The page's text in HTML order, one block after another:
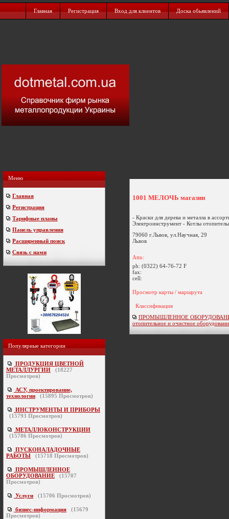
Главная Регистрация Вход для клиентов Доска обьявлений
Меню
Главная
Регистрация
Тарифные планы
Панель управления
Расширенный поиск
Связь с нами
Популярные категории
ПРОДУКЦИЯ ЦВЕТНОЙ
МЕТАЛЛУРГИИ
(18227
Просмотров)
АСУ, проектирование,
технологии
(15895 Просмотров)
ИНСТРУМЕНТЫ И ПРИБОРЫ
(15793 Просмотров)
МЕТАЛЛОКОНСТРУКЦИИ
(15786 Просмотров)
ПУСКОНАЛАДОЧНЫЕ
РАБОТЫ
(15718 Просмотров)
ПРОМЫШЛЕННОЕ
ОБОРУДОВАНИЕ
(15707
Просмотров)
Услуги (15706 Просмотров)
бизнес-информация (15679
Просмотров)
1001 МЕЛОЧЬ магазин
- Краски для дерева и металла в
Электроинструмент - Котлы
79060 г.Львов, ул.Научная, 29
Львов
Attn:
ph: (0322) 64-76-72 F
fax:
cell:
Просмотр карты / маршрута
Классификация
ПРОМЫШЛЕННОЕ ОБОРУДОВАНИЕ
отопительное и очистное